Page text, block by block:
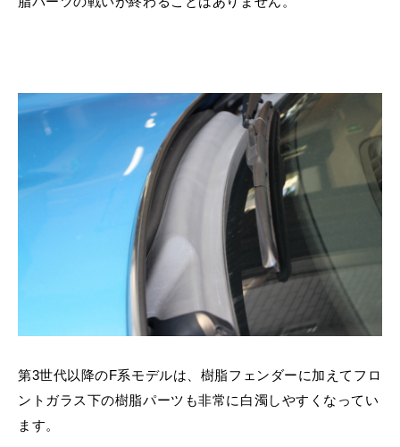
第3世代以降のF系モデルは、樹脂フェンダーに加えてフロ
ントガラス下の樹脂パーツも非常に白濁しやすくなってい
ます。